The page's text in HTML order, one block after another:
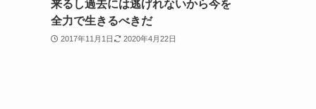
来るし過去には逃げれないから今を
全力で生きるべきだ
2017年11月1日 2020年4月22日